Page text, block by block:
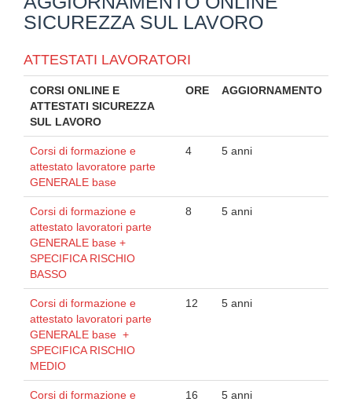
SICUREZZA SUL LAVORO
ATTESTATI LAVORATORI
CORSI ONLINE E
ATTESTATI SICUREZZA
SUL LAVORO
ORE AGGIORNAMENTO
Corsi di formazione e
attestato lavoratore parte
GENERALE base
4 5 anni
Corsi di formazione e
attestato lavoratori parte
GENERALE base +
SPECIFICA RISCHIO
BASSO
8 5 anni
Corsi di formazione e
attestato lavoratori parte
GENERALE base +
SPECIFICA RISCHIO
MEDIO
12 5 anni
Corsi di formazione e
16 5 anni